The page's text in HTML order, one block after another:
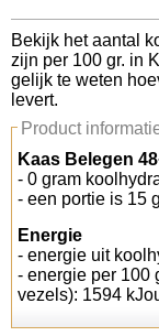
Koolhydraten
Links
Bekijk het aantal
zijn per 100 gr. in
gelijk te weten
levert.
Product
Kaas Belegen
- 0 gram
- een portie is 15
Energie
- energie uit
- energie per 100
vezels): 1594